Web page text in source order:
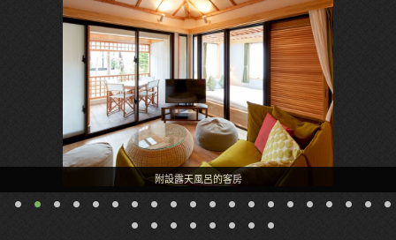
附設露天風呂的客房